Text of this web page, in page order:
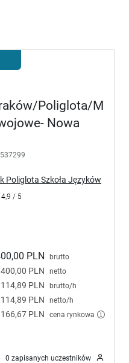
Poliglota/M
Nowa
Poliglota Szkoła Języków
4,9 / 5
PLN brutto
PLN netto
114,89 PLN brutto/h
114,89 PLN netto/h
166,67 PLN cena rynkowa
0 zapisanych uczestników